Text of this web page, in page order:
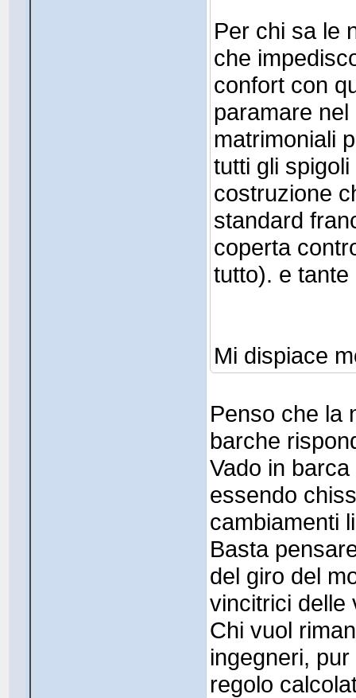
Per chi sa le
che
confort con
paramare
matrimoniali
tutti gli
costruzione
standard
coperta
tutto). e
Mi dispiace
Penso che la
barche
Vado in
essendo
cambiamenti
Basta
del giro del
vincitrici delle
Chi vuol
ingegneri,
regolo